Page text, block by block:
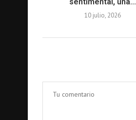
10 julio, 2026